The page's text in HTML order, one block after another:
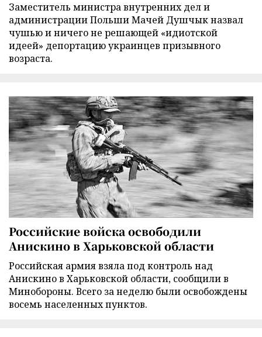
Заместитель министра внутренних дел и
администрации Польши Мачей Душчык назвал
чушью и ничего не решающей «идиотской
идеей» депортацию украинцев призывного
возраста.
Российские войска освободили
Анискино в Харьковской области
Российская армия взяла под контроль над
Анискино в Харьковской области, сообщили в
Минобороны. Всего за неделю были освобождены
восемь населенных пунктов.